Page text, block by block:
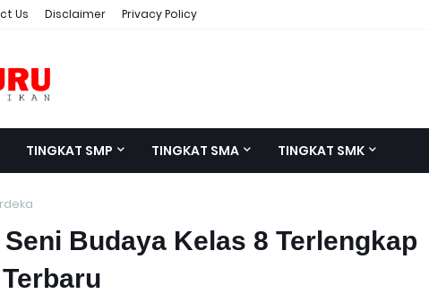
Us Disclaimer Privacy Policy
TINGKAT SMP TINGKAT SMA TINGKAT SMK
Budaya Kelas 8 Terlengkap